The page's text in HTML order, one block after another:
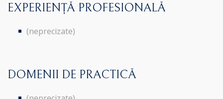
EXPERIENȚĂ PROFESIONALĂ
(neprecizate)
DOMENII DE PRACTICĂ